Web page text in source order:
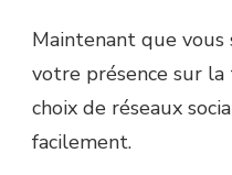
Maintenant que vous
votre présence sur
choix de réseaux
facilement.